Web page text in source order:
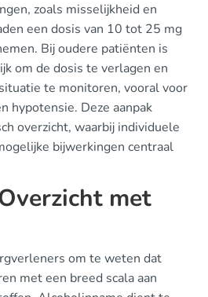
zoals misselijkheid en
een dosis van 10 tot 25 mg
Bij oudere patiënten is
om de dosis te verlagen en
te monitoren, vooral voor
hypotensie. Deze aanpak
overzicht, waarbij individuele
bijwerkingen centraal
met
om te weten dat
met een breed scala aan